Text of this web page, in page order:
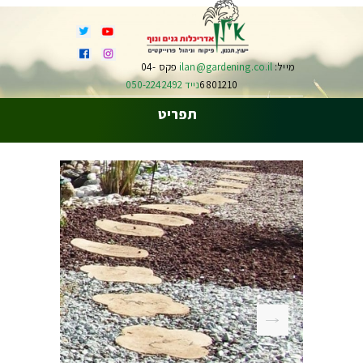
מייל:ilan@gardening.co.il
פקס 04-
6801210נייד 050-2242492
תפריט